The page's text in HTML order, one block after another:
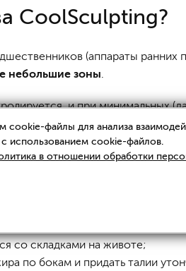
CoolSculpting?
(аппараты
небольшие зоны
и при минимальных
CoolSculpting?
подходит тем, кто:
со складками на животе;
по бокам и придать талии
cookie-файлы для анализа
использованием cookie-файлов.
в отношении обработки